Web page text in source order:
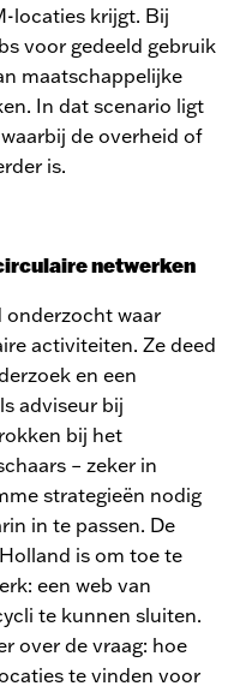
locaties krijgt. Bij
voor gedeeld gebruik
maatschappelijke
In dat scenario ligt
de overheid of
is.
netwerken
onderzocht waar
activiteiten. Ze deed
en een
adviseur bij
bij het
– zeker in
strategieën nodig
in te passen. De
is om toe te
een web van
te kunnen sluiten.
over de vraag: hoe
te vinden voor